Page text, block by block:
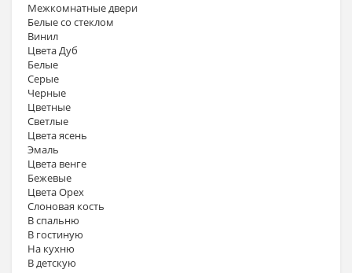
Межкомнатные двери
Белые со стеклом
Винил
Цвета Дуб
Белые
Серые
Черные
Цветные
Светлые
Цвета ясень
Эмаль
Цвета венге
Бежевые
Цвета Орех
Слоновая кость
В спальню
В гостиную
На кухню
В детскую